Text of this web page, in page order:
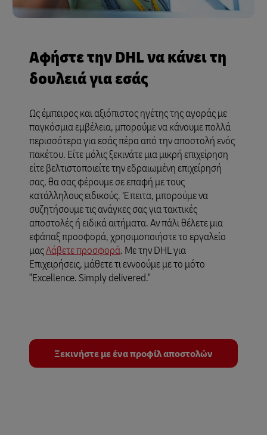
Αφήστε την DHL να κάνει τη
δουλειά για εσάς
Ως έμπειρος και αξιόπιστος ηγέτης της αγοράς με
παγκόσμια εμβέλεια, μπορούμε να κάνουμε πολλά
περισσότερα για εσάς πέρα από την αποστολή ενός
πακέτου. Είτε μόλις ξεκινάτε μια μικρή επιχείρηση
είτε βελτιστοποιείτε την εδραιωμένη επιχείρησή
σας, θα σας φέρουμε σε επαφή με τους
κατάλληλους ειδικούς. Έπειτα, μπορούμε να
συζητήσουμε τις ανάγκες σας για τακτικές
αποστολές ή ειδικά αιτήματα. Αν πάλι θέλετε μια
εφάπαξ προσφορά, χρησιμοποιήστε το εργαλείο
μαςΛάβετε προσφορά. Με την DHL για
Επιχειρήσεις, μάθετε τι εννοούμε με το μότο
"Excellence. Simply delivered."
Ξεκινήστε με ένα προφίλ αποστολών